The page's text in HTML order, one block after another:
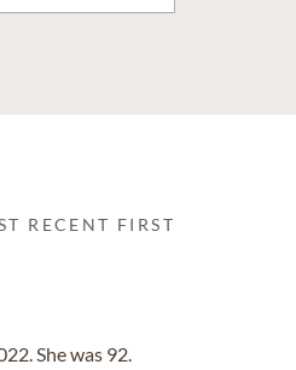
RECENT FIRST
She was 92.